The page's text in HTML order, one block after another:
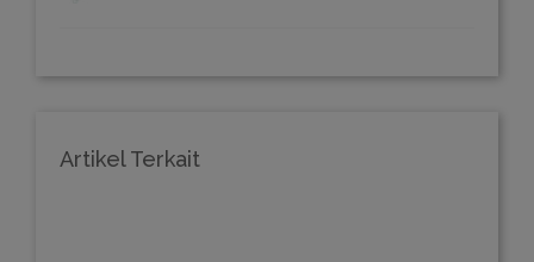
Artikel Terkait